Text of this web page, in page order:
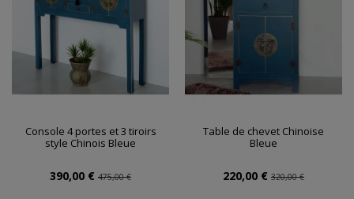
Console 4 portes et 3 tiroirs
style Chinois Bleue
390,00 € 475,00 €
Table de chevet Chinoise
Bleue
220,00 € 320,00 €